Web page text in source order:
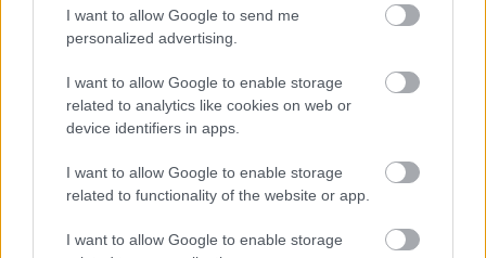
I want to allow Google to send me
personalized advertising.
I want to allow Google to enable storage
related to analytics like cookies on web or
device identifiers in apps.
I want to allow Google to enable storage
related to functionality of the website or app.
I want to allow Google to enable storage
Hospital de Tomelloso y sus centros de salud con la
salud pública y la protección del medio ambiente.